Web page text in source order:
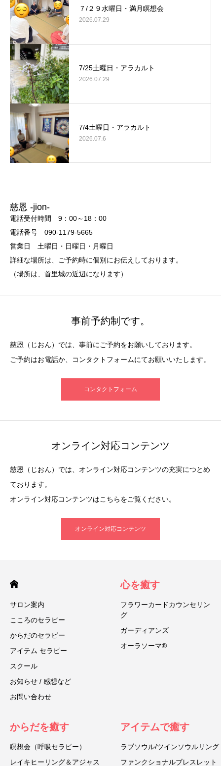
７/２９水曜日・満月瞑想会
2026.07.29
7/25土曜日・アラカルト
2026.07.29
7/4土曜日・アラカルト
2026.07.6
慈恩 -jion-
電話受付時間 9：00～18：00
電話番号 090-1179-5665
営業日 土曜日・日曜日・月曜日
詳細な場所は、ご予約時に個別にお伝えしております。
（場所は、首里城の近辺になります）
事前予約制です。
慈恩（じおん）では、事前にご予約をお願いしております。
ご予約はお電話か、コンタクトフォームにてお願いいたします。
コンタクトフォーム
オンライン対応コンテンツ
慈恩（じおん）では、オンライン対応コンテンツの充実につとめ
ております。
オンライン対応コンテンツはこちらをご覧ください。
オンライン対応コンテンツ
サロン案内
こころのセラピー
からだのセラピー
アイテム セラピー
スクール
お知らせ / 感想など
お問い合わせ
心を癒す
フラワーカードカウンセリン
グ
ガーディアンズ
オーラソーマ®
からだを癒す
瞑想会（呼吸セラピー）
レイキヒーリング＆アジャス
アイテムで癒す
ラブソウル/ツインソウルリング
ファンクショナルブレスレット